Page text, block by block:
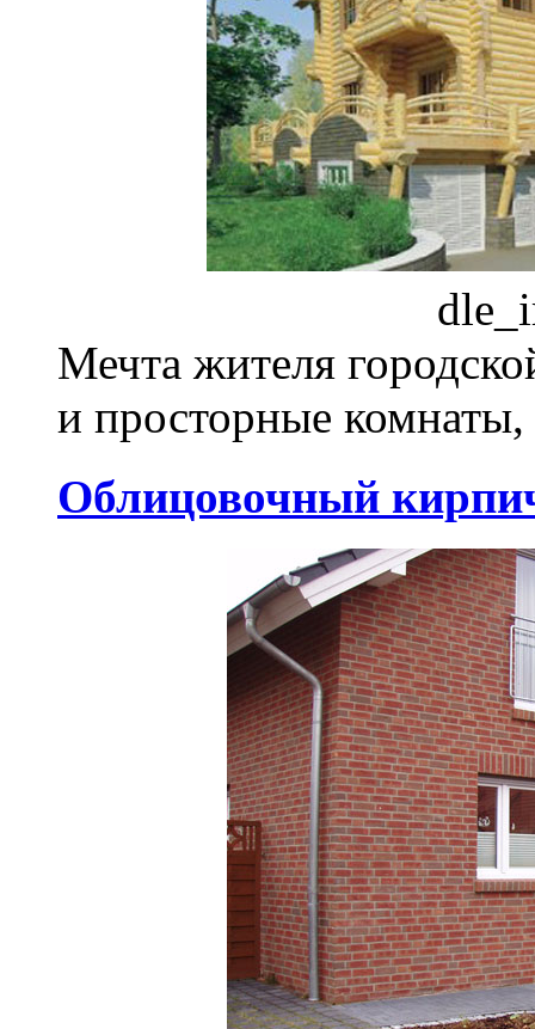
Мечта жителя
и просторные
Облицовочный